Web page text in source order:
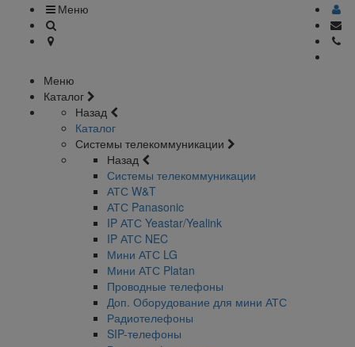
Меню
Меню
Каталог
Назад
Каталог
Системы телекоммуникации
Назад
Системы телекоммуникации
АТС W&T
АТС Panasonic
IP АТС Yeastar/Yealink
IP АТС NEC
Мини АТС LG
Мини АТС Platan
Проводные телефоны
Доп. Оборудование для мини АТС
Радиотелефоны
SIP-телефоны